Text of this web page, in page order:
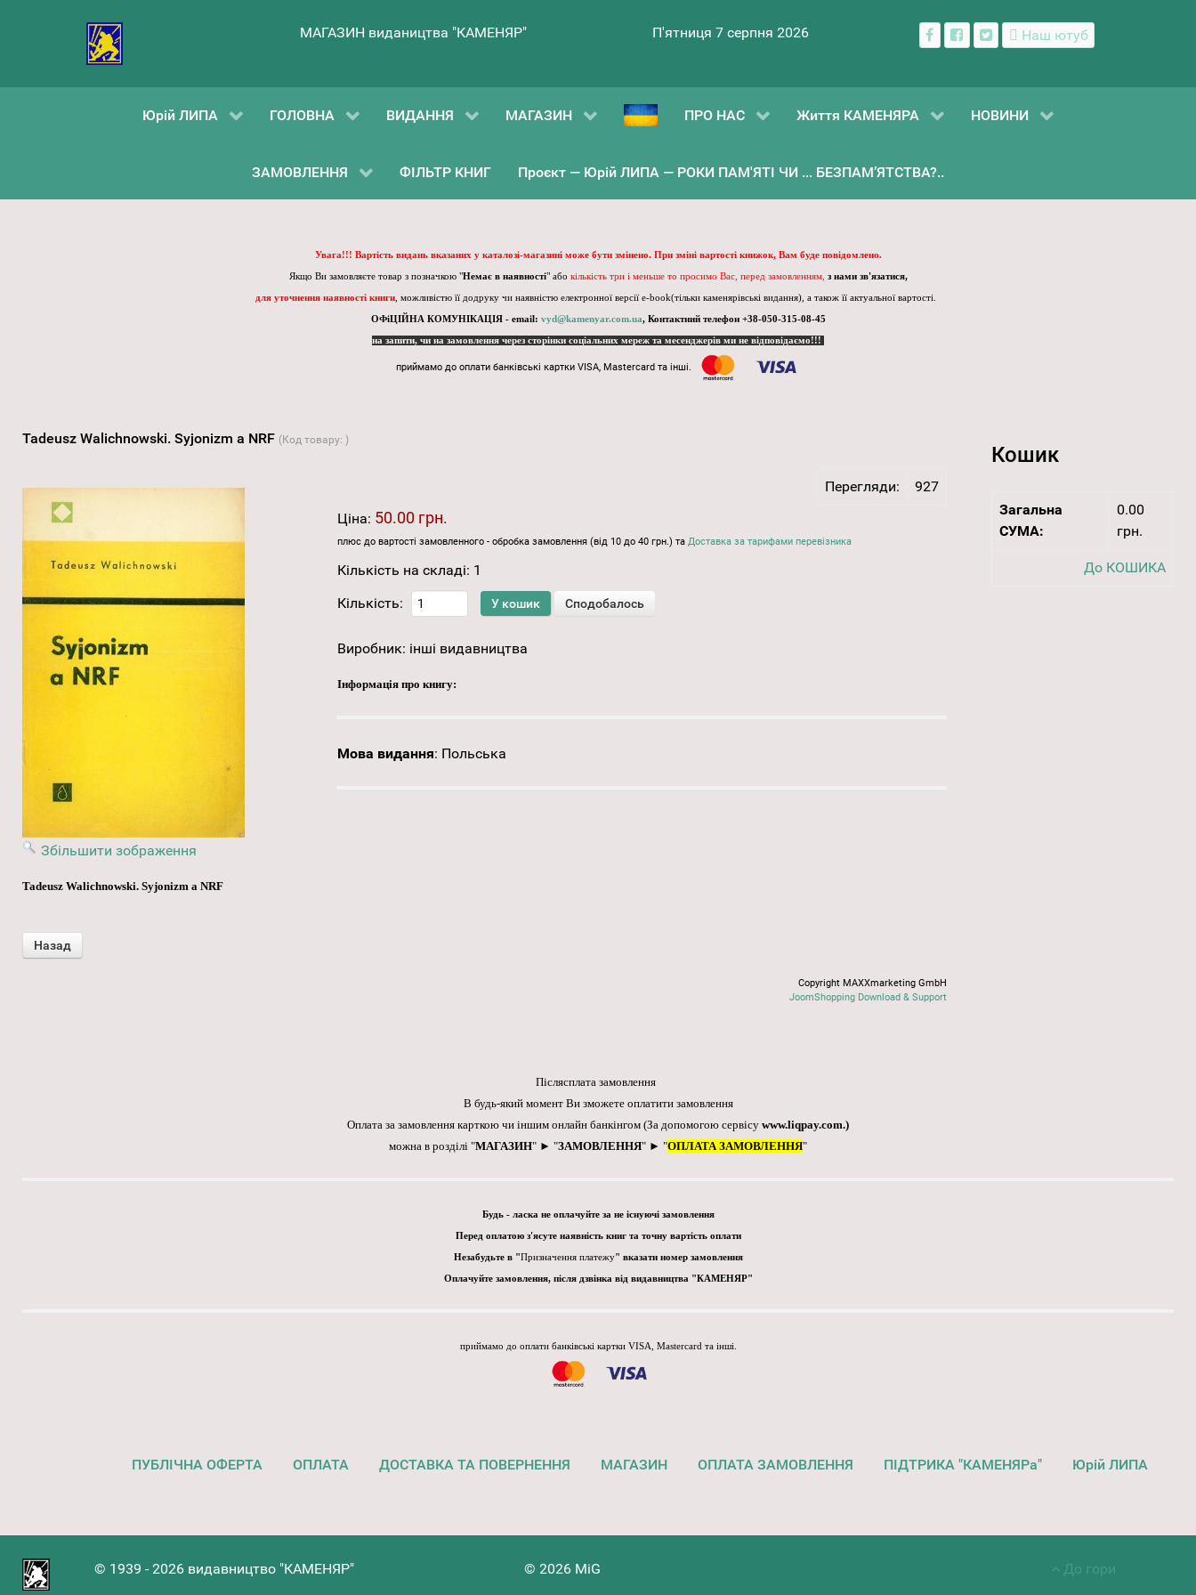
МАГАЗИН видаництва "КАМЕНЯР" П'ятниця 7 серпня 2026 Наш ютуб
Юрій ЛИПА ГОЛОВНА ВИДАННЯ МАГАЗИН ПРО НАС Життя КАМЕНЯРА НОВИНИ
ЗАМОВЛЕННЯ ФІЛЬТР КНИГ Проєкт — Юрій ЛИПА — РОКИ ПАМ'ЯТІ ЧИ ... БЕЗПАМ’ЯТСТВА?..
Увага!!! Вартість видань вказаних у каталозі-магазині може бути змінено. При зміні вартості книжок, Вам буде повідомлено.
Якщо Ви замовляєте товар з позначкою "Немає в наявності" або кількість три і меньше то просимо Вас, перед замовленням, з нами зв'язатися,
для уточнення наявності книги, можливістю її додруку чи наявністю електронної версії e-book(тільки каменярівські видання), а також її актуальної вартості.
ОФіЦІЙНА КОМУНІКАЦІЯ - email: vyd@kamenyar.com.ua, Контактний телефон +38-050-315-08-45
на запити, чи на замовлення через сторінки соціальних мереж та месенджерів ми не відповідаємо!!!
приймамо до оплати банківські картки VISA, Mastercard та інші.
Tadeusz Walichnowski. Syjonizm a NRF (Код товару: )
Перегляди: 927
Збільшити зображення
Ціна: 50.00 грн.
плюс до вартості замовленного - обробка замовлення (від 10 до 40 грн.) та Доставка за тарифами перевізника
Кількість на складі: 1
Кількість:
Виробник: інші видавництва
Інформація про книгу:
Мова видання: Польська
Tadeusz Walichnowski. Syjonizm a NRF
Copyright MAXXmarketing GmbH
JoomShopping Download & Support
Кошик
Загальна
СУМА:
0.00
грн.
До КОШИКА
Післясплата замовлення
В будь-який момент Ви зможете оплатити замовлення
Оплата за замовлення карткою чи іншим онлайн банкінгом (За допомогою сервісу www.liqpay.com.)
можна в розділі "МАГАЗИН" ► "ЗАМОВЛЕННЯ" ► "ОПЛАТА ЗАМОВЛЕННЯ"
Будь - ласка не оплачуйте за не існуючі замовлення
Перед оплатою з'ясуте наявність книг та точну вартість оплати
Незабудьте в "Призначення платежу" вказати номер замовлення
Оплачуйте замовлення, після дзвінка від видавництва "КАМЕНЯР"
приймамо до оплати банківські картки VISA, Mastercard та інші.
ПУБЛІЧНА ОФЕРТА ОПЛАТА ДОСТАВКА ТА ПОВЕРНЕННЯ МАГАЗИН ОПЛАТА ЗАМОВЛЕННЯ ПІДТРИКА "КАМЕНЯРа" Юрій ЛИПА
© 1939 - 2026 видавництво "КАМЕНЯР" © 2026 MiG До гори